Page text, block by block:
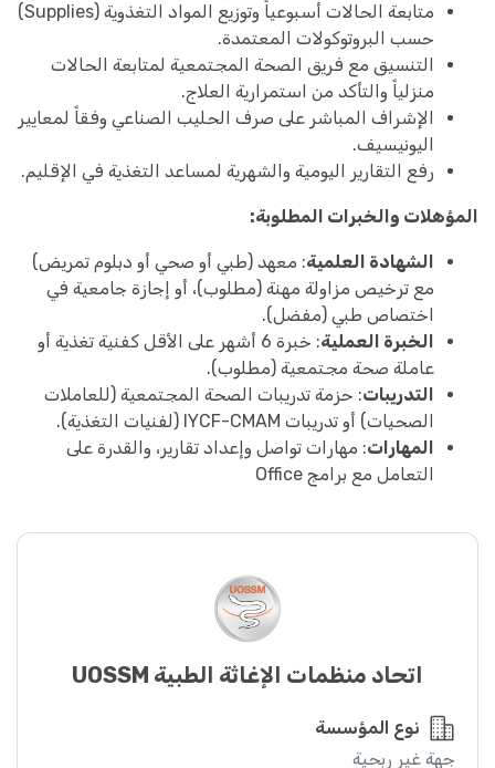
متابعة الحالات أسبوعياً وتوزيع المواد التغذوية (Supplies)
حسب البروتوكولات المعتمدة.
التنسيق مع فريق الصحة المجتمعية لمتابعة الحالات
منزلياً والتأكد من استمرارية العلاج.
الإشراف المباشر على صرف الحليب الصناعي وفقاً لمعايير
اليونيسيف.
رفع التقارير اليومية والشهرية لمساعد التغذية في الإقليم.
المؤهلات والخبرات المطلوبة:
الشهادة العلمية: معهد (طبي أو صحي أو دبلوم تمريض)
مع ترخيص مزاولة مهنة (مطلوب)، أو إجازة جامعية في
اختصاص طبي (مفضل).
الخبرة العملية
: خبرة 6 أشهر على الأقل كفنية تغذية أو
عاملة صحة مجتمعية (مطلوب).
التدريبات: حزمة تدريبات الصحة المجتمعية (للعاملات
الصحيات) أو تدريبات IYCF-CMAM (لفنيات التغذية).
المهارات: مهارات تواصل وإعداد تقارير، والقدرة على
التعامل مع برامج Office
اتحاد منظمات الإغاثة الطبية UOSSM
نوع المؤسسة
جهة غير ربحية